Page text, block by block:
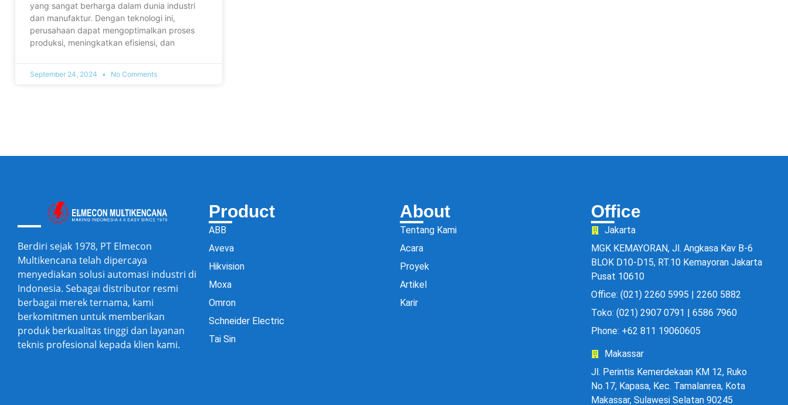
yang sangat berharga dalam dunia industri
dan manufaktur. Dengan teknologi ini,
perusahaan dapat mengoptimalkan proses
produksi, meningkatkan efisiensi, dan
September 24, 2024 No Comments
Berdiri sejak 1978, PT Elmecon
Multikencana telah dipercaya
menyediakan solusi automasi industri di
Indonesia. Sebagai distributor resmi
berbagai merek ternama, kami
berkomitmen untuk memberikan
produk berkualitas tinggi dan layanan
teknis profesional kepada klien kami.
Product
ABB
Aveva
Hikvision
Moxa
Omron
Schneider Electric
Tai Sin
About
Tentang Kami
Acara
Proyek
Artikel
Karir
Office
Jakarta
MGK KEMAYORAN, Jl. Angkasa Kav B-6
BLOK D10-D15, RT.10 Kemayoran Jakarta
Pusat 10610
Office: (021) 2260 5995 | 2260 5882
Toko: (021) 2907 0791 | 6586 7960
Phone: +62 811 19060605
Makassar
Jl. Perintis Kemerdekaan KM 12, Ruko
No.17, Kapasa, Kec. Tamalanrea, Kota
Makassar, Sulawesi Selatan 90245